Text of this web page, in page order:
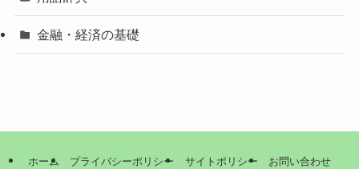
金融・経済の基礎
ホーム プライバシーポリシー サイトポリシー お問い合わせ